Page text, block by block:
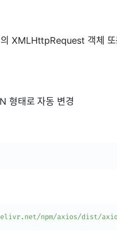
의 XMLHttpRequest 객체
형태로 자동 변경
npm/axios/dist/